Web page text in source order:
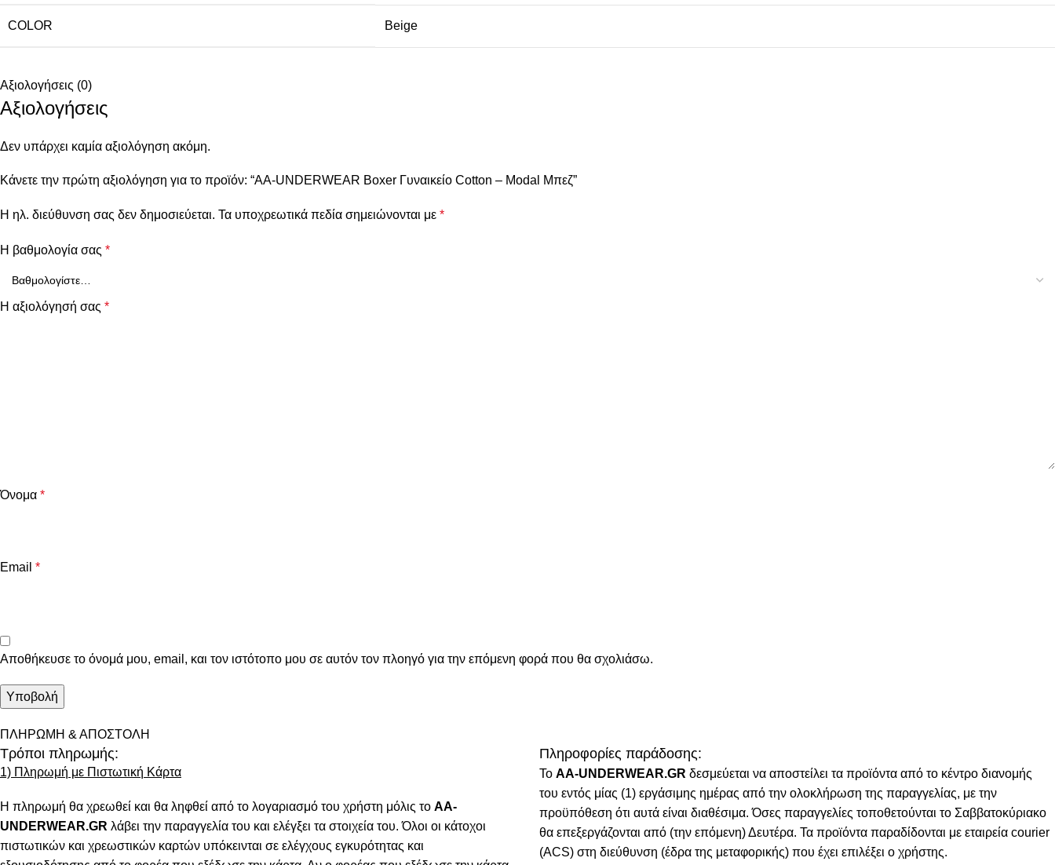
COLOR Beige
Αξιολογήσεις (0)
Αξιολογήσεις
Δεν υπάρχει καμία αξιολόγηση ακόμη.
Κάνετε την πρώτη αξιολόγηση για το προϊόν: “AA-UNDERWEAR Boxer Γυναικείο Cotton – Modal Μπεζ”
Η ηλ. διεύθυνση σας δεν δημοσιεύεται. Τα υποχρεωτικά πεδία σημειώνονται με *
Η βαθμολογία σας *
Η αξιολόγησή σας *
Όνομα *
Email *
Αποθήκευσε το όνομά μου, email, και τον ιστότοπο μου σε αυτόν τον πλοηγό για την επόμενη φορά που θα σχολιάσω.
ΠΛΗΡΩΜΗ & ΑΠΟΣΤΟΛΗ
Τρόποι πληρωμής:
1) Πληρωμή με Πιστωτική Κάρτα
Η πληρωμή θα χρεωθεί και θα ληφθεί από το λογαριασμό του χρήστη μόλις το AA-
UNDERWEAR.GR λάβει την παραγγελία του και ελέγξει τα στοιχεία του. Όλοι οι κάτοχοι
πιστωτικών και χρεωστικών καρτών υπόκεινται σε ελέγχους εγκυρότητας και
Πληροφορίες παράδοσης:
To AA-UNDERWEAR.GR δεσμεύεται να αποστείλει τα προϊόντα από το κέντρο διανομής
του εντός μίας (1) εργάσιμης ημέρας από την ολοκλήρωση της παραγγελίας, με την
προϋπόθεση ότι αυτά είναι διαθέσιμα. Όσες παραγγελίες τοποθετούνται το Σαββατοκύριακο
θα επεξεργάζονται από (την επόμενη) Δευτέρα. Τα προϊόντα παραδίδονται με εταιρεία courier
(ACS) στη διεύθυνση (έδρα της μεταφορικής) που έχει επιλέξει ο χρήστης.